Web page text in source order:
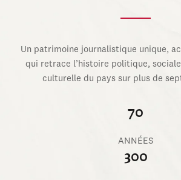
Un patrimoine journalistique unique,
qui retrace l’histoire politique,
culturelle du pays sur plus de
70
ANNÉES
300